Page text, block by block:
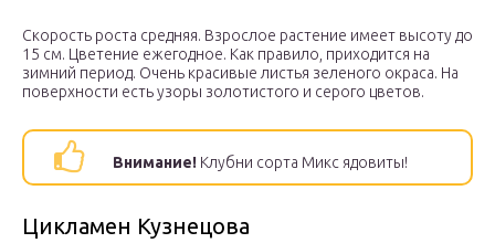
Скорость роста средняя. Взрослое растение имеет высоту до
15 см. Цветение ежегодное. Как правило, приходится на
зимний период. Очень красивые листья зеленого окраса. На
поверхности есть узоры золотистого и серого цветов.
Внимание! Клубни сорта Микс ядовиты!
Цикламен Кузнецова